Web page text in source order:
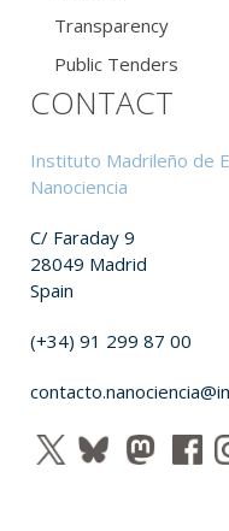
Transparency
Public Tenders
CONTACT
Instituto Madrileño de
Nanociencia
C/ Faraday 9
28049 Madrid
Spain
(+34) 91 299 87 00